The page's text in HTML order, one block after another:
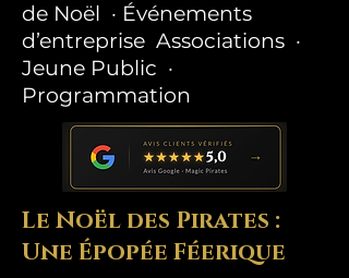
de Noël · Événements
d’entreprise Associations ·
Jeune Public ·
Programmation
Le Noël des Pirates :
Une Épopée Féerique